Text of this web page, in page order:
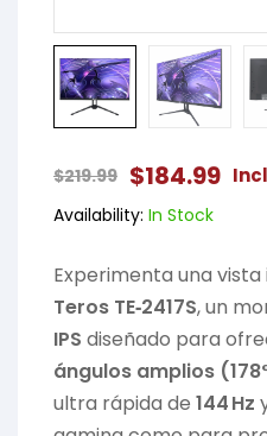
$219.99 $184.99
Availability: In Stock
Experimenta una
Teros TE‑2417S, un
IPS diseñado para
ángulos amplios
ultra rápida de 144 Hz